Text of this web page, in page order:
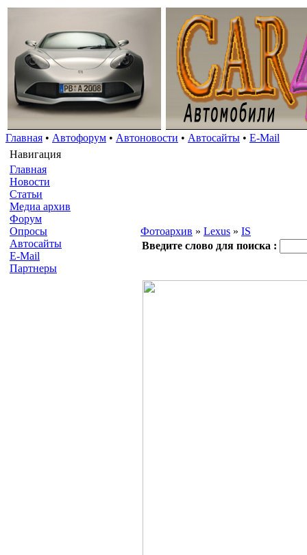
Главная • Автофорум • Автоновости • Автосайты • E-Mail
Навигация
Главная
Новости
Статьи
Медиа архив
Форум
Опросы
Автосайты
E-Mail
Партнеры
Фотоархив » Lexus » IS
Введите слово для поиска :